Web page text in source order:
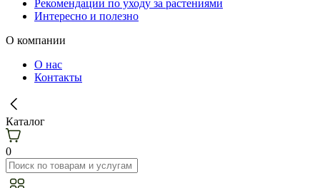
Рекомендации по уходу за растениями
Интересно и полезно
О компании
О нас
Контакты
Каталог
0